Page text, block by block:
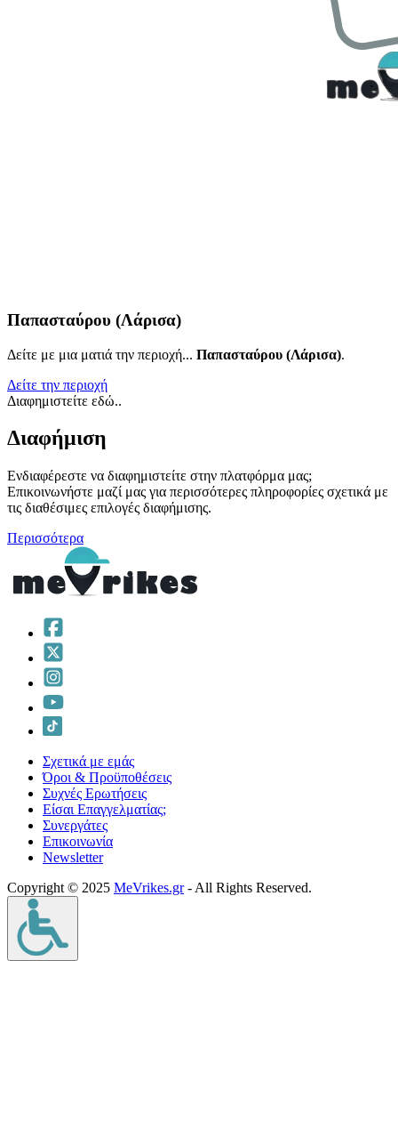
Παπασταύρου (Λάρισα)
Δείτε με μια ματιά την περιοχή... Παπασταύρου (Λάρισα).
Δείτε την περιοχή
Διαφημιστείτε εδώ..
Διαφήμιση
Ενδιαφέρεστε να διαφημιστείτε στην πλατφόρμα μας;
Επικοινωνήστε μαζί μας για περισσότερες πληροφορίες σχετικά με
τις διαθέσιμες επιλογές διαφήμισης.
Περισσότερα
Σχετικά με εμάς
Όροι & Προϋποθέσεις
Συχνές Ερωτήσεις
Είσαι Επαγγελματίας;
Συνεργάτες
Επικοινωνία
Νewsletter
Copyright © 2025 MeVrikes.gr- All Rights Reserved.